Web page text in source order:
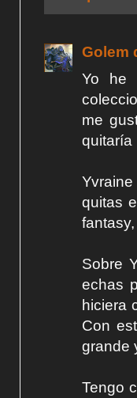
Golem
Yo he
me
quitaría
quitas
Sobre
echas
hiciera
Con
grande
Tengo